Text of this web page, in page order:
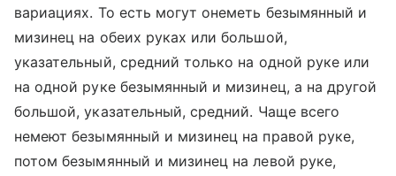
вариациях. То есть могут онеметь безымянный и
мизинец на обеих руках или большой,
указательный, средний только на одной руке или
на одной руке безымянный и мизинец, а на другой
большой, указательный, средний. Чаще всего
немеют безымянный и мизинец на правой руке,
потом безымянный и мизинец на левой руке,